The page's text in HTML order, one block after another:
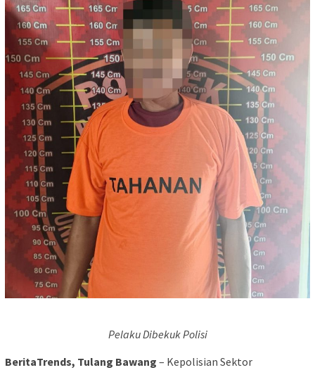
Pelaku Dibekuk Polisi
BeritaTrends, Tulang Bawang – Kepolisian Sektor